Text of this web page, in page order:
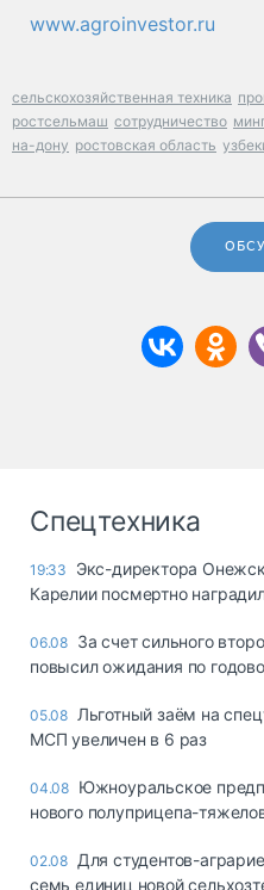
www.agroinvestor.ru
сельскохозяйственная техника
ростсельмаш сотрудничество
на-дону ростовская область
Спецтехника
19:33
Экс-директора
Карелии посмертно
06.08 За счет сильного
повысил ожидания по
05.08 Льготный заём на
МСП увеличен в 6 раз
04.08 Южноуральское
нового полуприцепа-
02.08 Для студентов-
семь единиц новой